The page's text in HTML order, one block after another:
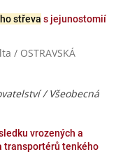
střeva s jejunostomií
/ OSTRAVSKÁ
/ Všeobecná
vrozených a
transportérů tenkého